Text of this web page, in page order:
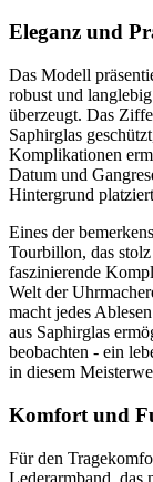
Eleganz und
Das Modell
robust und
überzeugt. Das
Saphirglas
Komplikationen
Datum und
Hintergrund
Eines der
Tourbillon, das
faszinierende
Welt der
macht jedes
aus Saphirglas
beobachten - ein
in diesem
Komfort und
Für den
Lederarmband, das